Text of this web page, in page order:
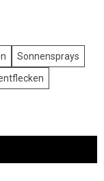
Sonnensprays